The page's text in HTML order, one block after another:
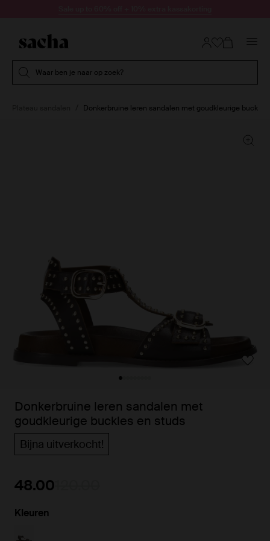
Waar ben je naar op zoek?
Donkerbruine leren sandalen met goudkleurige buckles
Donkerbruine leren sandalen met
goudkleurige buckles en studs
Bijna uitverkocht!
48.00
Kleuren